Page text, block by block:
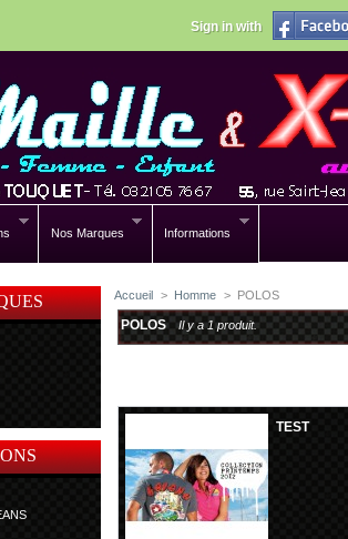
Sign in with
Nos Marques Informations
Accueil > Homme > POLOS
POLOS Il y a 1 produit.
TEST